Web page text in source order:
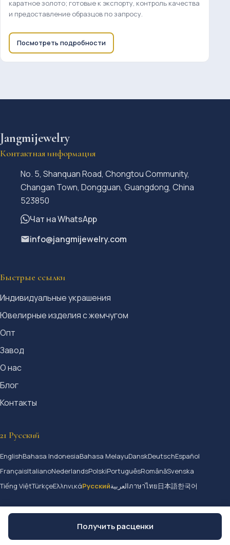
каратное золото; готовые к экспорту, контроль качества
и предоставление образцов по запросу.
Посмотреть подробности
Получить расценки
Jangmijewelry
Контактная информация
No. 5, Shanquan Road, Chongtou Community,
Changan Town, Dongguan, Guangdong, China
523850
Чат на WhatsApp
info@jangmijewelry.com
Быстрые ссылки
Индивидуальные украшения
Ювелирные изделия с жемчугом
Опт
Завод
О нас
Блог
Контакты
21 Русский
EnglishBahasa IndonesiaBahasa MelayuDanskDeutschEspañol
FrançaisItalianoNederlandsPolskiPortuguêsRomânăSvenska
Tiếng ViệtTürkçeΕλληνικάРусскийالعربيةภาษาไทย日本語한국어
© 2026 Jangmijewelry